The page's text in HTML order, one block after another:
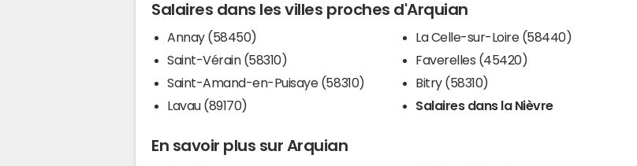
Salaires dans les villes proches d'Arquian
Annay (58450)
Saint-Vérain (58310)
Saint-Amand-en-Puisaye (58310)
Lavau (89170)
La Celle-sur-Loire (58440)
Faverelles (45420)
Bitry (58310)
Salaires dans la Nièvre
En savoir plus sur Arquian